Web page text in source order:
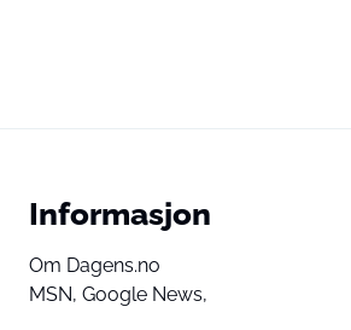
Informasjon
Om Dagens.no
MSN, Google News,